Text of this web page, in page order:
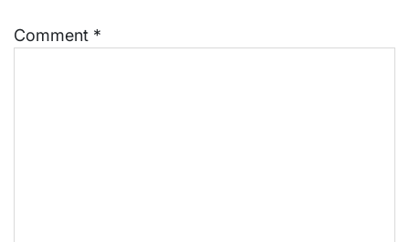
Comment *